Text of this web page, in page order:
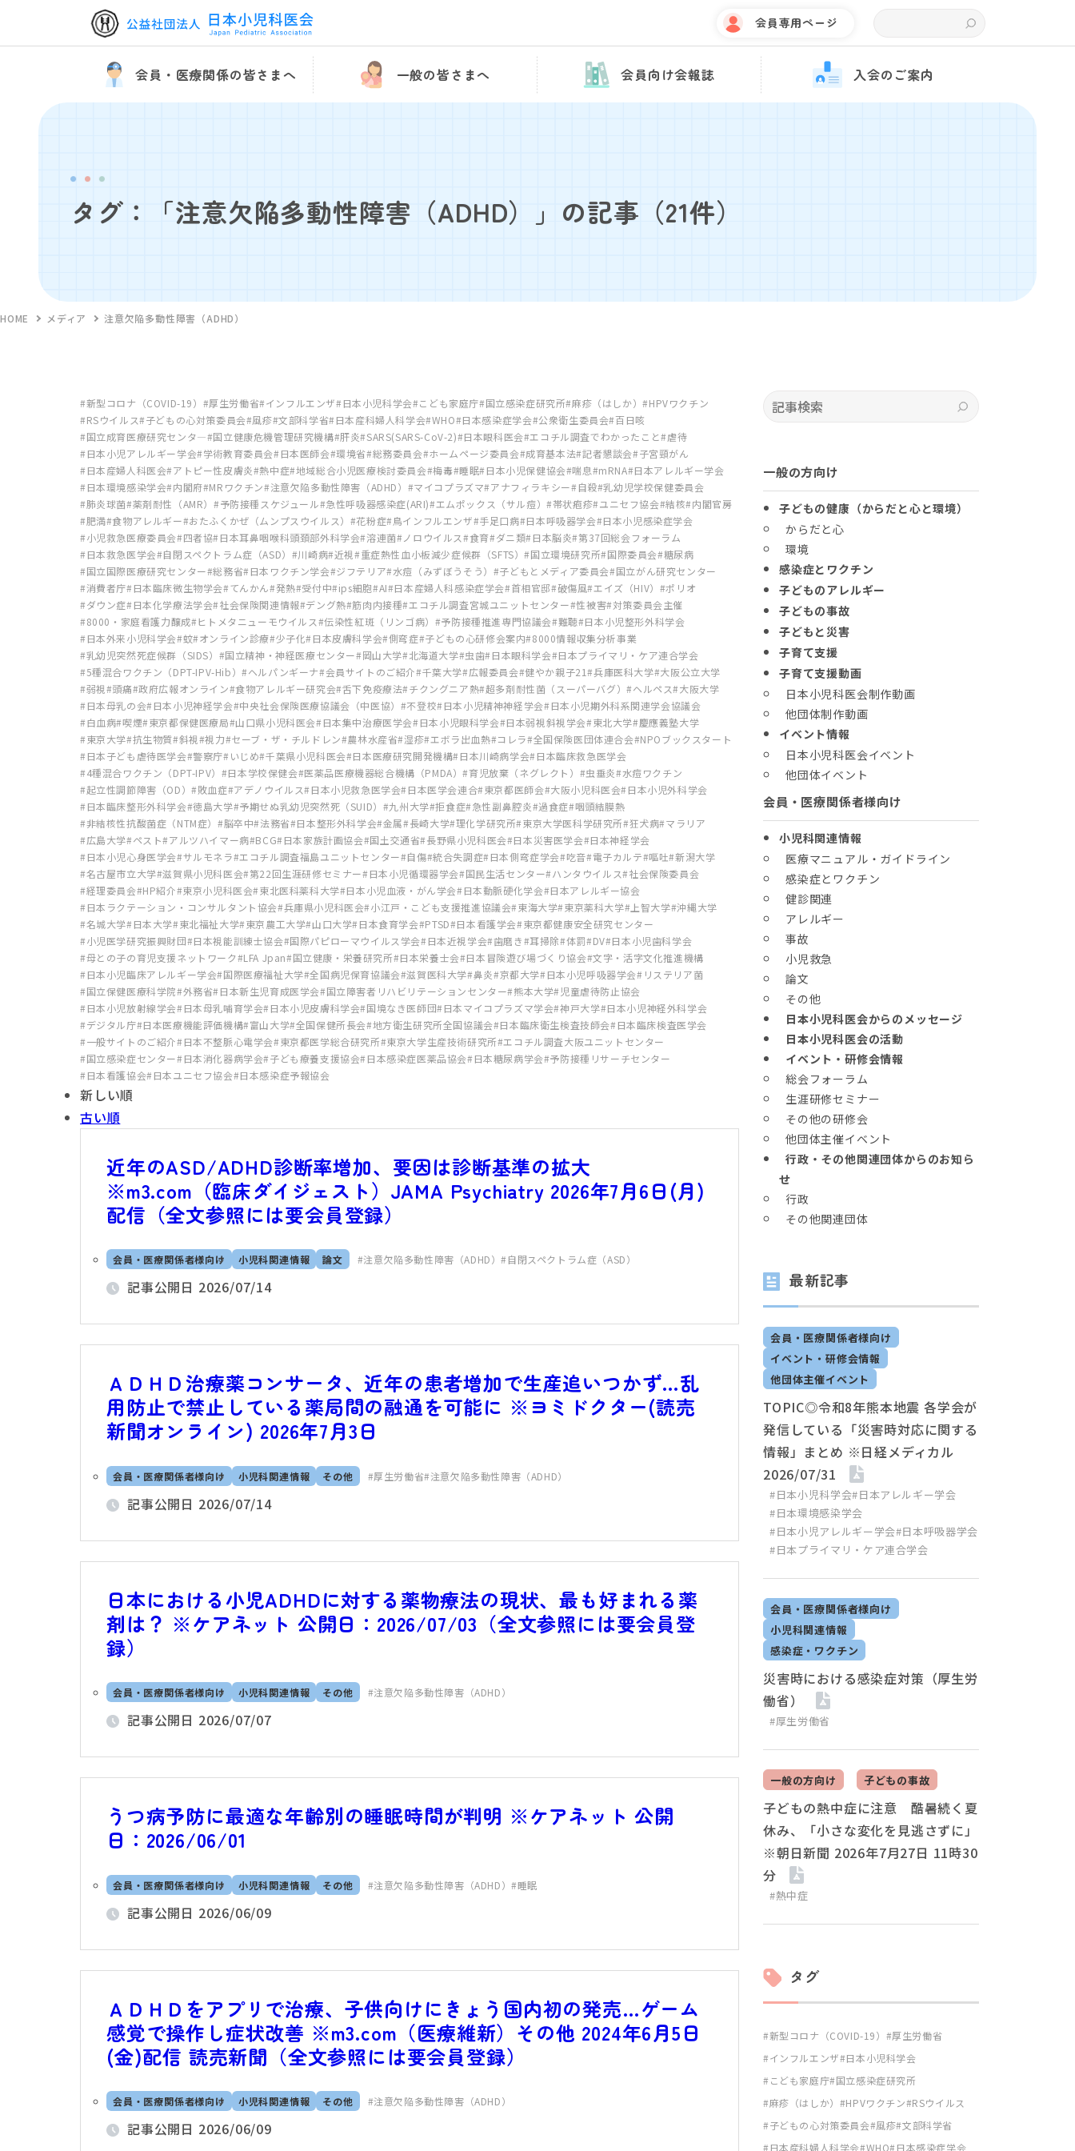
会員専用ページ
会員・医療関係の皆さまへ 一般の皆さまへ 会員向け会報誌 入会のご案内
タグ：「注意欠陥多動性障害（ADHD）」の記事 （21件）
HOME メディア 注意欠陥多動性障害（ADHD）
新型コロナ（COVID-19） 厚生労働省 インフルエンザ 日本小児科学会 こども家庭庁 国立感染症研究所 麻疹（はしか） HPVワクチン
RSウイルス 子どもの心対策委員会 風疹 文部科学省 日本産科婦人科学会 WHO 日本感染症学会 公衆衛生委員会 百日咳
国立成育医療研究センタ― 国立健康危機管理研究機構 肝炎 SARS(SARS-CoV-2) 日本眼科医会 エコチル調査でわかったこと 虐待
日本小児アレルギー学会 学術教育委員会 日本医師会 環境省 総務委員会 ホームページ委員会 成育基本法 記者懇談会 子宮頸がん
日本産婦人科医会 アトピー性皮膚炎 熱中症 地域総合小児医療検討委員会 梅毒 睡眠 日本小児保健協会 喘息 mRNA 日本アレルギー学会
日本環境感染学会 内閣府 MRワクチン 注意欠陥多動性障害（ADHD） マイコプラズマ アナフィラキシー 自殺 乳幼児学校保健委員会
肺炎球菌 薬剤耐性（AMR） 予防接種スケジュール 急性呼吸器感染症(ARI) エムポックス（サル痘） 帯状疱疹 ユニセフ協会 結核 内閣官房
肥満 食物アレルギー おたふくかぜ（ムンプスウイルス） 花粉症 鳥インフルエンザ 手足口病 日本呼吸器学会 日本小児感染症学会
小児救急医療委員会 四者協 日本耳鼻咽喉科頭頚部外科学会 溶連菌 ノロウイルス 食育 ダニ類 日本脳炎 第37回総会フォーラム
日本救急医学会 自閉スペクトラム症（ASD） 川崎病 近視 重症熱性血小板減少症候群（SFTS） 国立環境研究所 国際委員会 糖尿病
国立国際医療研究センター 総務省 日本ワクチン学会 ジフテリア 水痘（みずぼうそう） 子どもとメディア委員会 国立がん研究センター
消費者庁 日本臨床微生物学会 てんかん 発熱 受付中 ips細胞 AI 日本産婦人科感染症学会 首相官邸 破傷風 エイズ（HIV）
ポリオ
ダウン症 日本化学療法学会 社会保険関連情報 デング熱 筋肉内接種 エコチル調査宮城ユニットセンター 性被害 対策委員会主催
8000・家庭看護力醸成 ヒトメタニューモウイルス 伝染性紅斑（リンゴ病） 予防接種推進専門協議会 難聴 日本小児整形外科学会
日本外来小児科学会 蚊 オンライン診療 少子化 日本皮膚科学会 側弯症 子どもの心研修会案内 8000情報収集分析事業
乳幼児突然死症候群（SIDS）
国立精神・神経医療センター 岡山大学 北海道大学 虫歯 日本眼科学会 日本プライマリ・ケア連合学会
5種混合ワクチン（DPT-IPV-Hib） ヘルパンギーナ 会員サイトのご紹介 千葉大学 広報委員会 健やか親子21 兵庫医科大学 大阪公立大学
弱視
頭痛 政府広報オンライン 食物アレルギー研究会 舌下免疫療法 チクングニア熱 超多剤耐性菌（スーパーバグ） ヘルペス 大阪大学
日本母乳の会 日本小児神経学会 中央社会保険医療協議会（中医協） 不登校 日本小児精神神経学会
日本小児期外科系関連学会協議会
白血病 喫煙 東京都保健医療局 山口県小児科医会 日本集中治療医学会 日本小児眼科学会 日本弱視斜視学会 東北大学 慶應義塾大学
東京大学 抗生物質 斜視 視力 セーブ・ザ・チルドレン 農林水産省 湿疹 エボラ出血熱 コレラ 全国保険医団体連合会 NPOブックスタート
日本子ども虐待医学会 警察庁 いじめ 千葉県小児科医会 日本医療研究開発機構 日本川崎病学会 日本臨床救急医学会
4種混合ワクチン（DPT-IPV）
日本学校保健会 医薬品医療機器総合機構（PMDA） 育児放棄（ネグレクト） 虫垂炎 水痘ワクチン
起立性調節障害（OD） 敗血症 アデノウイルス 日本小児救急医学会 日本医学会連合 東京都医師会 大阪小児科医会 日本小児外科学会
日本臨床整形外科学会 徳島大学 予期せぬ乳幼児突然死（SUID） 九州大学 拒食症 急性副鼻腔炎 過食症 咽頭結膜熱
非結核性抗酸菌症（NTM症） 脳卒中 法務省 日本整形外科学会 金属 長崎大学 理化学研究所 東京大学医科学研究所 狂犬病 マラリア
広島大学 ペスト アルツハイマー病 BCG 日本家族計画協会 国土交通省 長野県小児科医会 日本災害医学会 日本神経学会
日本小児心身医学会 サルモネラ エコチル調査福島ユニットセンター 自傷 統合失調症 日本側弯症学会 吃音 電子カルテ 嘔吐 新潟大学
名古屋市立大学 滋賀県小児科医会 第22回生涯研修セミナー 日本小児循環器学会 国民生活センター ハンタウイルス 社会保険委員会
経理委員会 HP紹介 東京小児科医会 東北医科薬科大学 日本小児血液・がん学会 日本動脈硬化学会 日本アレルギー協会
日本ラクテーション・コンサルタント協会 兵庫県小児科医会 小江戸・こども支援推進協議会 東海大学 東京薬科大学 上智大学 沖縄大学
名城大学 日本大学 東北福祉大学 東京農工大学 山口大学 日本食育学会 PTSD 日本看護学会 東京都健康安全研究センター
小児医学研究振興財団
日本視能訓練士協会 国際パピローマウイルス学会 日本近視学会 歯磨き 耳掃除 体罰 DV 日本小児歯科学会
母との子の育児支援ネットワーク LFA Jpan 国立健康・栄養研究所 日本栄養士会 日本冒険遊び場づくり協会 文字・活字文化推進機構
日本小児臨床アレルギー学会 国際医療福祉大学 全国病児保育協議会 滋賀医科大学 鼻炎 京都大学 日本小児呼吸器学会
リステリア菌
国立保健医療科学院 外務省 日本新生児育成医学会 国立障害者リハビリテーションセンター 熊本大学 児童虐待防止協会
日本小児放射線学会 日本母乳哺育学会 日本小児皮膚科学会 国境なき医師団 日本マイコプラズマ学会 神戸大学 日本小児神経外科学会
デジタル庁 日本医療機能評価機構 富山大学 全国保健所長会 地方衛生研究所全国協議会 日本臨床衛生検査技師会 日本臨床検査医学会
一般サイトのご紹介 日本不整脈心電学会 東京都医学総合研究所 東京大学生産技術研究所 エコチル調査大阪ユニットセンター
国立感染症センター 日本消化器病学会 子ども療養支援協会 日本感染症医薬品協会 日本糖尿病学会 予防接種リサーチセンター
日本看護協会 日本ユニセフ協会 日本感染症予報協会
新しい順
古い順
近年のASD/ADHD診断率増加、要因は診断基準の拡大
※m3.com（臨床ダイジェスト）JAMA Psychiatry 2026年7月6日(月)
配信（全文参照には要会員登録）
会員・医療関係者様向け 小児科関連情報 論文 注意欠陥多動性障害（ADHD） 自閉スペクトラム症（ASD）
記事公開日 2026/07/14
ＡＤＨＤ治療薬コンサータ、近年の患者増加で生産追いつかず…乱
用防止で禁止している薬局間の融通を可能に ※ヨミドクター(読売
新聞オンライン) 2026年7月3日
会員・医療関係者様向け 小児科関連情報 その他 厚生労働省 注意欠陥多動性障害（ADHD）
記事公開日 2026/07/14
日本における小児ADHDに対する薬物療法の現状、最も好まれる薬
剤は？ ※ケアネット 公開日：2026/07/03（全文参照には要会員登
録）
会員・医療関係者様向け 小児科関連情報 その他 注意欠陥多動性障害（ADHD）
記事公開日 2026/07/07
うつ病予防に最適な年齢別の睡眠時間が判明 ※ケアネット 公開
日：2026/06/01
会員・医療関係者様向け 小児科関連情報 その他 注意欠陥多動性障害（ADHD） 睡眠
記事公開日 2026/06/09
ＡＤＨＤをアプリで治療、子供向けにきょう国内初の発売…ゲーム
感覚で操作し症状改善 ※m3.com（医療維新）その他 2024年6月5日
(金)配信 読売新聞（全文参照には要会員登録）
会員・医療関係者様向け 小児科関連情報 その他 注意欠陥多動性障害（ADHD）
記事公開日 2026/06/09
記事検索
一般の方向け
子どもの健康（からだと心と環境）
からだと心
環境
感染症とワクチン
子どものアレルギー
子どもの事故
子どもと災害
子育て支援
子育て支援動画
日本小児科医会制作動画
他団体制作動画
イベント情報
日本小児科医会イベント
他団体イベント
会員・医療関係者様向け
小児科関連情報
医療マニュアル・ガイドライン
感染症とワクチン
健診関連
アレルギー
事故
小児救急
論文
その他
日本小児科医会からのメッセージ
日本小児科医会の活動
イベント・研修会情報
総会フォーラム
生涯研修セミナー
その他の研修会
他団体主催イベント
行政・その他関連団体からのお知ら
せ
行政
その他関連団体
最新記事
会員・医療関係者様向け
イベント・研修会情報
他団体主催イベント
#日本小児科学会#日本アレルギー学会
#日本環境感染学会
#日本小児アレルギー学会#日本呼吸器学会
#日本プライマリ・ケア連合学会
TOPIC◎令和8年熊本地震 各学会が
発信している「災害時対応に関する
情報」まとめ ※日経メディカル
2026/07/31
会員・医療関係者様向け
小児科関連情報
感染症・ワクチン
#厚生労働省
災害時における感染症対策（厚生労
働省）
一般の方向け 子どもの事故
#熱中症
子どもの熱中症に注意 酷暑続く夏
休み、「小さな変化を見逃さずに」
※朝日新聞 2026年7月27日 11時30
分
タグ
新型コロナ（COVID-19）
厚生労働省
インフルエンザ
日本小児科学会
こども家庭庁 国立感染症研究所
麻疹（はしか）
HPVワクチン RSウイルス
子どもの心対策委員会 風疹 文部科学省
日本産科婦人科学会 WHO 日本感染症学会